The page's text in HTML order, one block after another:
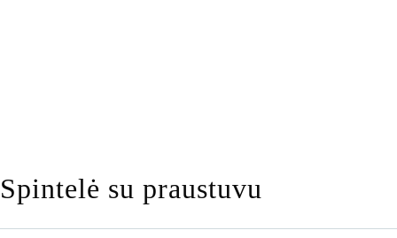
Spintelė su praustuvu